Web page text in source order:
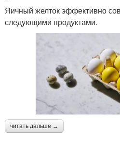
Яичный желток эффективно
следующими продуктами.
читать дальше →